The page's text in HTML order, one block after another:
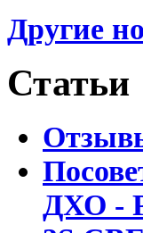
Другие
Статьи
ДХО -